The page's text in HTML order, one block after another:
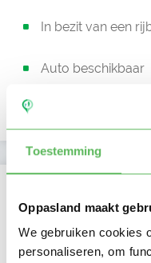
Toestemming
Oppasland maakt
We gebruiken cookies
personaliseren, om
In bezit van een
Auto beschikbaar
Ochtend
Middag